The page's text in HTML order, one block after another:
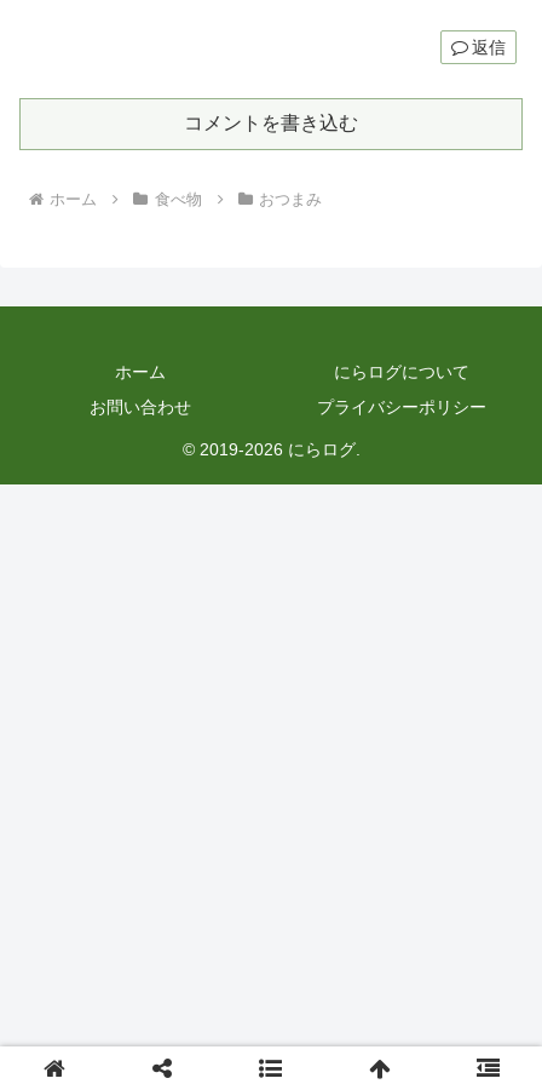
返信
コメントを書き込む
ホーム 食べ物 おつまみ
ホーム
にらログについて
お問い合わせ
プライバシーポリシー
© 2019-2026 にらログ.